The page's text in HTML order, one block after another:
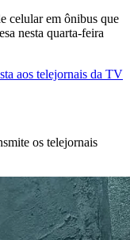
celular em ônibus que
nesta quarta-feira
aos telejornais da TV
os telejornais